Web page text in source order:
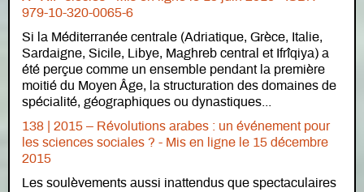
979-10-320-0065-6
Si la Méditerranée centrale (Adriatique, Grèce, Italie,
Sardaigne, Sicile, Libye, Maghreb central et Ifrîqiya) a
été perçue comme un ensemble pendant la première
moitié du Moyen Âge, la structuration des domaines de
spécialité, géographiques ou dynastiques...
138 | 2015 – Révolutions arabes : un événement pour
les sciences sociales ? - Mis en ligne le 15 décembre
2015
Les soulèvements aussi inattendus que spectaculaires